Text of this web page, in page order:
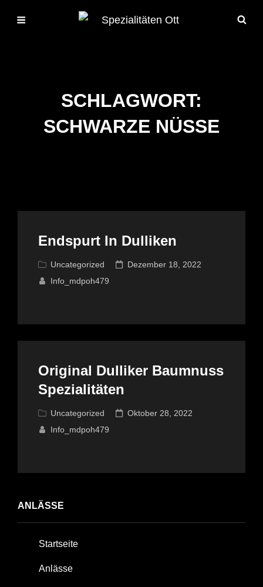
SCHLAGWORT:
SCHWARZE NÜSSE
Endspurt In Dulliken
Cat
Links
Uncategorized
Posted
Dezember 18, 2022
Info_mdpoh479
Original Dulliker Baumnuss
Spezialitäten
Cat
Links
Uncategorized
Posted
Oktober 28, 2022
Info_mdpoh479
ANLÄSSE
Startseite
Anlässe